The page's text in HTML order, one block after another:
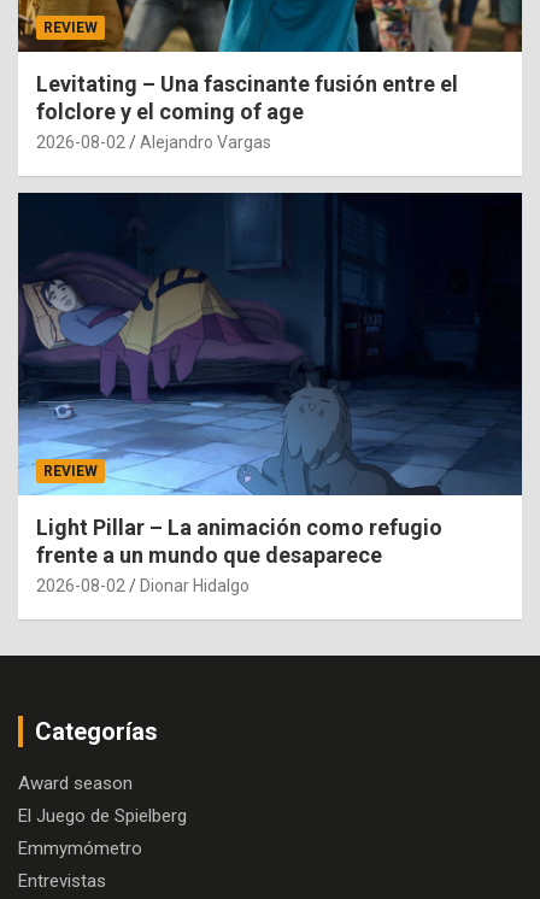
REVIEW
Levitating – Una fascinante fusión entre el
folclore y el coming of age
2026-08-02 Alejandro Vargas
REVIEW
Light Pillar – La animación como refugio
frente a un mundo que desaparece
2026-08-02 Dionar Hidalgo
Categorías
Award season
El Juego de Spielberg
Emmymómetro
Entrevistas